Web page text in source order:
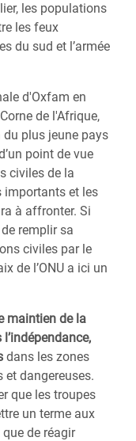
les populations
les feux
du sud et l’armée
d'Oxfam en
de l'Afrique,
plus jeune pays
point de vue
civiles de la
importants et les
à affronter. Si
remplir sa
civiles par le
de l’ONU a ici un
maintien de la
dans les zones
et dangereuses.
que les troupes
un terme aux
de réagir